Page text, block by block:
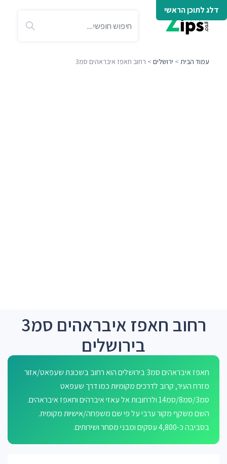
דלג לתוכן הראשי
עמוד הבית > ירושלים > רחוב חאפז איבראהים סמ3
רחוב חאפז איבראהים סמ3
בירושלים
חאפז איבראהים סמ3 בירושלים הוא רחוב בשכונת שעפאט/אזור
מזרח העיר, קרוב לדרכים מקומיות כמו דרך שעפאט
סמ3/סמ8/סמ14 ולרחובות אל עאזי איברהים וחאפז איבראהים.
השם משקף מקור ערבי על פי שם משפחה/אישיות מקומית.
בסביבה כ-4,800 עסקים ומבני מסחר ושירותים.